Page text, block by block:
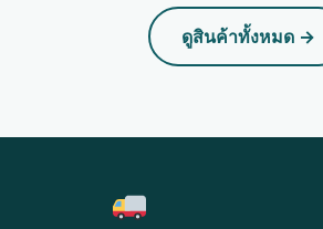
ดูสินค้าทั้งหมด →